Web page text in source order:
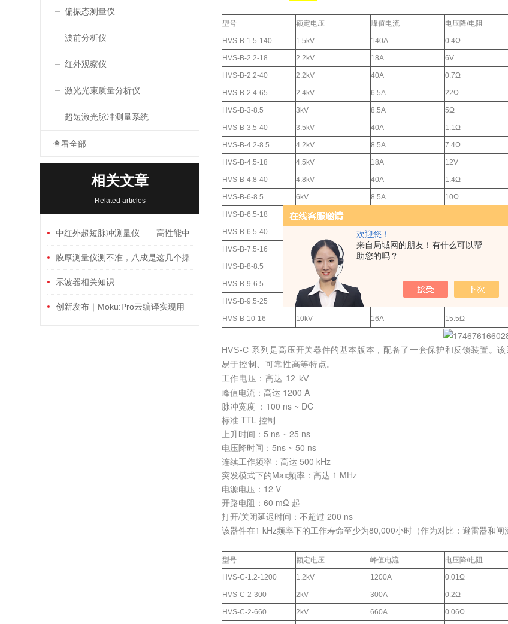
欢迎您！
来自局域网的朋友！有什么可以帮
助您的吗？
偏振态测量仪
波前分析仪
红外观察仪
激光光束质量分析仪
超短激光脉冲测量系统
查看全部
相关文章
Related articles
中红外超短脉冲测量仪——高性能中
红外超快激光测量分析工具
膜厚测量仪测不准，八成是这几个操
作细节你没注意到
示波器相关知识
创新发布｜Moku:Pro云编译实现用
型号 额定电压 峰值电流 电压降/电阻
HVS-B-1.5-140 1.5kV 140A 0.4Ω
HVS-B-2.2-18 2.2kV 18A 6V
HVS-B-2.2-40 2.2kV 40A 0.7Ω
HVS-B-2.4-65 2.4kV 6.5A 22Ω
HVS-B-3-8.5 3kV 8.5A 5Ω
HVS-B-3.5-40 3.5kV 40A 1.1Ω
HVS-B-4.2-8.5 4.2kV 8.5A 7.4Ω
HVS-B-4.5-18 4.5kV 18A 12V
HVS-B-4.8-40 4.8kV 40A 1.4Ω
HVS-B-6-8.5 6kV 8.5A 10Ω
HVS-B-6.5-18 6.5kV
HVS-B-6.5-40 40A
HVS-B-7.5-16 7.5kV 16A 11.5Ω
HVS-B-8-8.5
HVS-B-9-6.5 61Ω
HVS-B-9.5-25 9.5kV
HVS-B-10-16 10kV 16A 15.5Ω
HVS-C 系列是高压开关器件的基本版本，配备了一套保护和反馈装置。
易于控制、可靠性高等特点。
工作电压：高达 12 kV
峰值电流：高达 1200 A
脉冲宽度 ：100 ns ~ DC
标准 TTL 控制
上升时间：5 ns ~ 25 ns
电压降时间：5ns ~ 50 ns
连续工作频率：高达 500 kHz
突发模式下的Max频率：高达 1 MHz
电源电压：12 V
开路电阻： 60 mΩ 起
打开/关闭延迟时间：不超过 200 ns
该器件在1 kHz频率下的工作寿命至少为80,000小时（作为对比：避雷器和闸
型号 额定电压 峰值电流 电压降/电阻
HVS-C-1.2-1200 1.2kV 1200A 0.01Ω
HVS-C-2-300 2kV 300A 0.2Ω
HVS-C-2-660 2kV 660A 0.06Ω